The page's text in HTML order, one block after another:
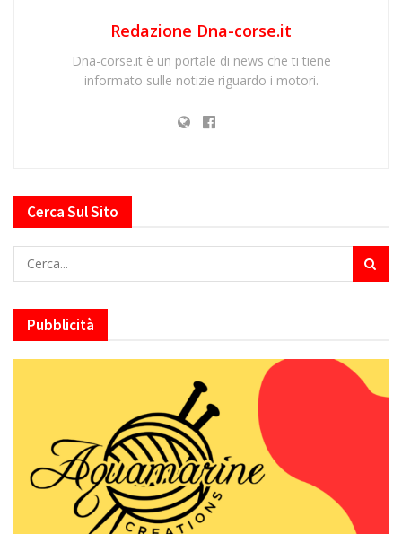
Redazione Dna-corse.it
Dna-corse.it è un portale di news che ti tiene
informato sulle notizie riguardo i motori.
Cerca Sul Sito
Pubblicità